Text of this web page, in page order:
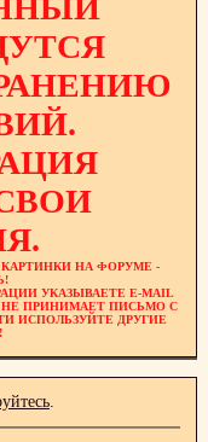
НА ФОРУМЕ -
УКАЗЫВАЕТЕ E-MAIL
НЕ ПРИНИМАЕТ ПИСЬМО С
ИСПОЛЬЗУЙТЕ ДРУГИЕ
.